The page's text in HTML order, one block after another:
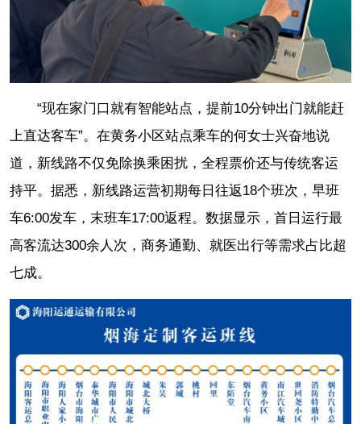
“现在家门口就有智能站点，提前10分钟出门就能赶
上直达客车”。在黄务小区站点乘车的何女士兴奋地说
道，新线路不仅免除换乘困扰，全程票价还与传统客运
持平。据悉，新线路运营初期每日往返18个班次，早班
车6:00发车，末班车17:00返程。数据显示，首日运行最
高客流达300余人次，商务通勤、就医出行等需求占比超
七成。